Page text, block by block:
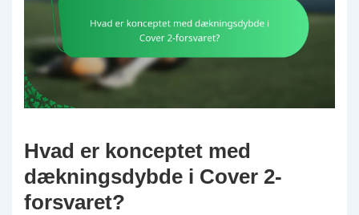
Hvad er konceptet med
dækningsdybde i Cover 2-
forsvaret?